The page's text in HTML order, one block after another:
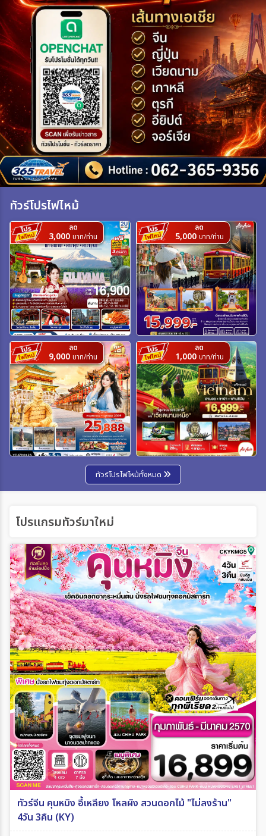
ถึงวันที่
เฉพาะเดือน
เฉพาะเทศกาล
ระหว่าง
ค้นหา
ทัวร์โปรไฟไหม้
ลด
3,000 บาท/ท่าน
ลด
5,000 บาท/ท่าน
ลด
9,000 บาท/ท่าน
ลด
1,000 บาท/ท่าน
ทัวร์โปรไฟไหม้ทั้งหมด
โปรแกรมทัวร์มาใหม่
ทัวร์จีน คุนหมิง อี้เหลียง โหลผิง สวนดอกไม้ "ไม่ลงร้าน"
4วัน 3คืน (KY)